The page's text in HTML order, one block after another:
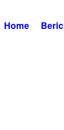
Home